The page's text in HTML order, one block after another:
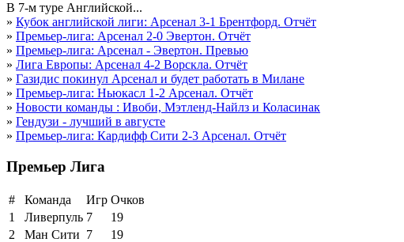
В 7-м туре Английской...
» Кубок английской лиги: Арсенал 3-1 Брентфорд. Отчёт
» Премьер-лига: Арсенал 2-0 Эвертон. Отчёт
» Премьер-лига: Арсенал - Эвертон. Превью
» Лига Европы: Арсенал 4-2 Ворскла. Отчёт
» Газидис покинул Арсенал и будет работать в Милане
» Премьер-лига: Ньюкасл 1-2 Арсенал. Отчёт
» Новости команды : Ивоби, Мэтленд-Найлз и Коласинак
» Гендузи - лучший в августе
» Премьер-лига: Кардифф Сити 2-3 Арсенал. Отчёт
Премьер Лига
# Команда Игр Очков
1
Ливерпуль 7
19
2
Ман Сити 7
19